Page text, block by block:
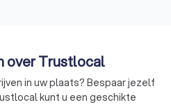
hoog
certificeert ook de
gebruikt worden
over Trustlocal
in uw plaats? Bespaar jezelf
kunt u een geschikte